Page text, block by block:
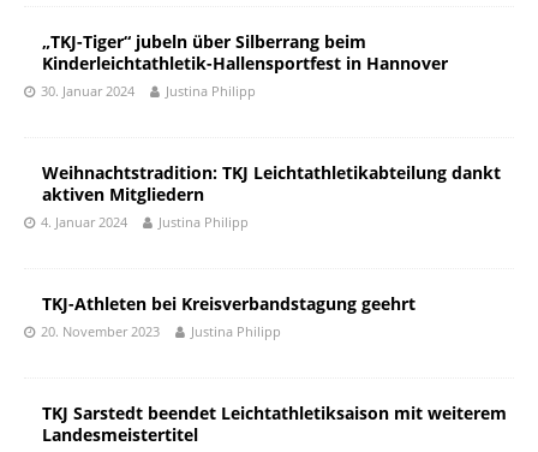
„TKJ-Tiger“ jubeln über Silberrang beim
Kinderleichtathletik-Hallensportfest in Hannover
30. Januar 2024 Justina Philipp
Weihnachtstradition: TKJ Leichtathletikabteilung dankt
aktiven Mitgliedern
4. Januar 2024 Justina Philipp
TKJ-Athleten bei Kreisverbandstagung geehrt
20. November 2023 Justina Philipp
TKJ Sarstedt beendet Leichtathletiksaison mit weiterem
Landesmeistertitel